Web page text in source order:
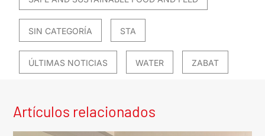
SIN CATEGORÍA STA
ÚLTIMAS NOTICIAS WATER ZABAT
Artículos relacionados